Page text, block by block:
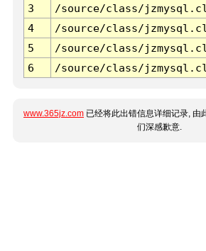
3 /source/class/
4
/source/class/
5
/source/class/
6
/source/class/
www.365jz.com 已经将此出错信息详细记录, 由
们深感歉意.